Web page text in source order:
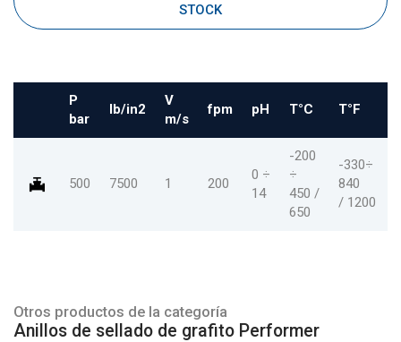
STOCK
P
bar
lb/in2
V
m/s
fpm pH T°C T°F
500 7500 1 200
0 ÷
14
-200
÷
450 /
650
-330÷
840
/ 1200
Otros productos de la categoría
Anillos de sellado de grafito Performer